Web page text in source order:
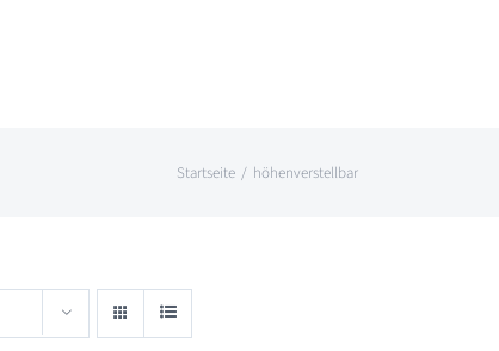
Startseite höhenverstellbar